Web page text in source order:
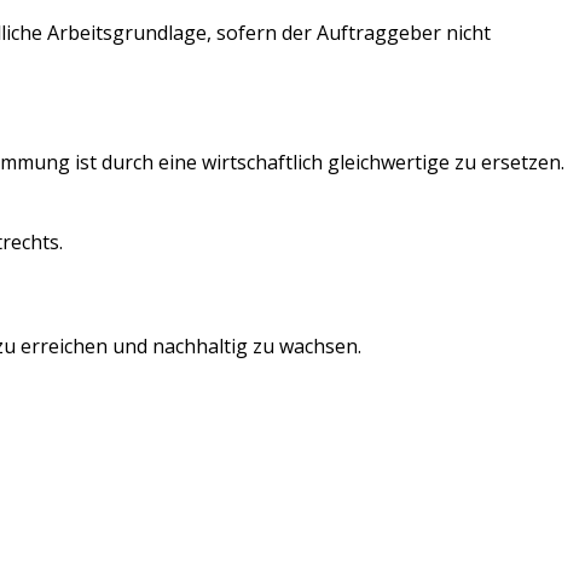
Arbeitsgrundlage, sofern der Auftraggeber nicht
ist durch eine wirtschaftlich gleichwertige zu ersetzen.
erreichen und nachhaltig zu wachsen.